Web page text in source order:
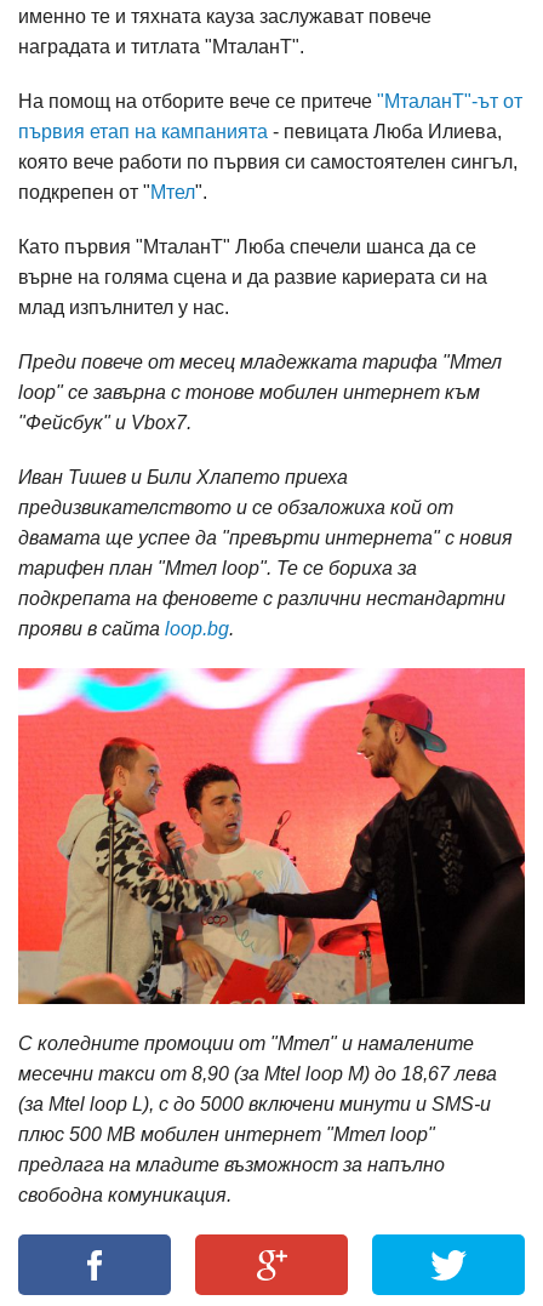
именно те и тяхната кауза заслужават повече
наградата и титлата "МталанТ".
На помощ на отборите вече се притече "МталанТ"-ът от
първия етап на кампанията - певицата Люба Илиева,
която вече работи по първия си самостоятелен сингъл,
подкрепен от "Мтел".
Като първия "МталанТ" Люба спечели шанса да се
върне на голяма сцена и да развие кариерата си на
млад изпълнител у нас.
Преди повече от месец младежката тарифа "Мтел
loop" се завърна с тонове мобилен интернет към
"Фейсбук" и Vbox7.
Иван Тишев и Били Хлапето приеха
предизвикателството и се обзаложиха кой от
двамата ще успее да "превърти интернета" с новия
тарифен план "Мтел loop". Те се бориха за
подкрепата на феновете с различни нестандартни
прояви в сайта loop.bg.
С коледните промоции от "Мтел" и намалените
месечни такси от 8,90 (за Mtel loop M) до 18,67 лева
(за Mtel loop L), с до 5000 включени минути и SMS-и
плюс 500 МВ мобилен интернет "Мтел loop"
предлага на младите възможност за напълно
свободна комуникация.